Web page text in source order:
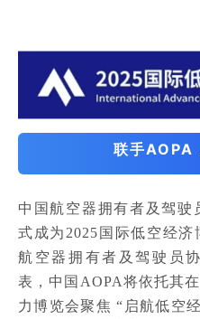
联手AOPA
中国航空器拥有者及驾驶
式成为 2025国际低空经济
航空器拥有者及驾驶员
表，中国AOPA将依托其
力博览会聚焦 “启航低空